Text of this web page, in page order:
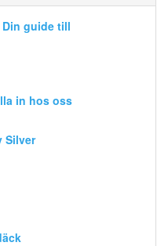
guide till
in hos oss
Silver